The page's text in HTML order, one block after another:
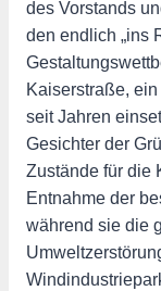
des Vorstands
den endlich „ins
Kaiserstraße,
seit Jahren
Gesichter der
Zustände für die
Entnahme der
während sie die